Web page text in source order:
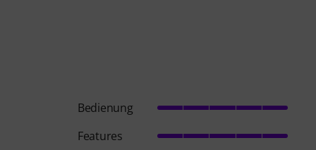
Bedienung
Features